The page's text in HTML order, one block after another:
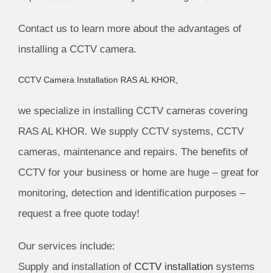
Contact us to learn more about the advantages of
installing a CCTV camera.
CCTV Camera Installation RAS AL KHOR,
we specialize in installing CCTV cameras covering
RAS AL KHOR. We supply CCTV systems, CCTV
cameras, maintenance and repairs. The benefits of
CCTV for your business or home are huge – great for
monitoring, detection and identification purposes –
request a free quote today!
Our services include:
Supply and installation of CCTV installationsystems